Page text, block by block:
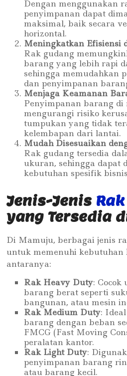
Dengan menggunakan
penyimpanan dapat
maksimal, baik secara
horizontal.
Meningkatkan Efisiensi
Rak gudang
barang yang lebih rapi
sehingga memudahkan
dan penyimpanan
Menjaga Keamanan
Penyimpanan barang di
mengurangi risiko
tumpukan yang tidak
kelembapan dari lantai.
Mudah Disesuaikan
Rak gudang tersedia
ukuran, sehingga dapat
kebutuhan spesifik
Jenis-Jenis
yang Tersedia
Di Mamuju, berbagai jenis
untuk memenuhi
antaranya:
Rak Heavy Duty:
barang berat seperti
bangunan, atau mesin
Rak Medium Duty:
barang dengan beban
FMCG (Fast Moving
peralatan kantor.
Rak Light Duty:
penyimpanan barang
atau barang kecil.